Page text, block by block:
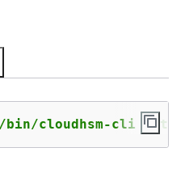
bin/cloudhsm-cli